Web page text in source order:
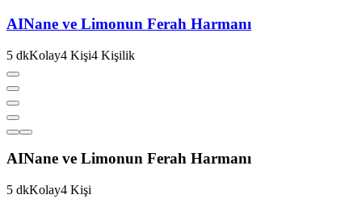
AINane ve Limonun Ferah Harmanı
5 dkKolay4 Kişi4 Kişilik
AINane ve Limonun Ferah Harmanı
5 dkKolay4 Kişi